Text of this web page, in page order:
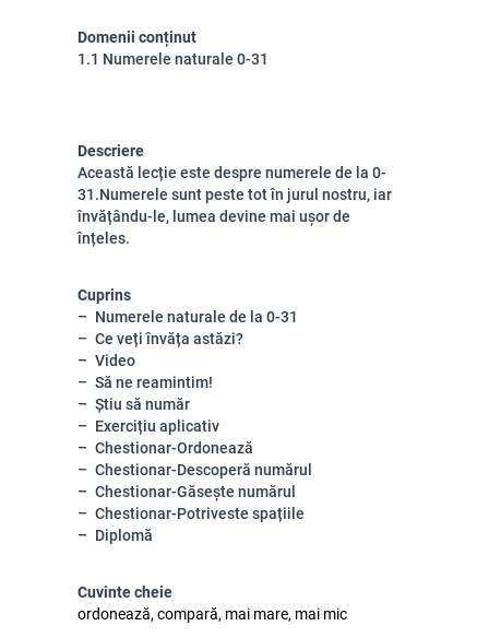
Domenii conținut
1.1 Numerele naturale 0-31
Descriere
Această lecție este despre numerele de la 0-
31.Numerele sunt peste tot în jurul nostru, iar
învățându-le, lumea devine mai ușor de
înțeles.
Cuprins
Numerele naturale de la 0-31
Ce veți învăța astăzi?
Video
Să ne reamintim!
Știu să număr
Exercițiu aplicativ
Chestionar-Ordonează
Chestionar-Descoperă numărul
Chestionar-Găsește numărul
Chestionar-Potriveste spațiile
Diplomă
Cuvinte cheie
ordonează, compară, mai mare, mai mic